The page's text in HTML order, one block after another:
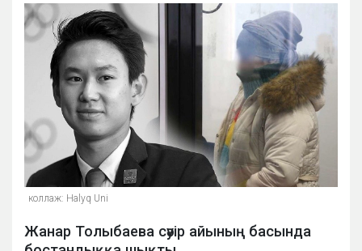
коллаж: Halyq Uni
Жанар Толыбаева сәуір айының басында